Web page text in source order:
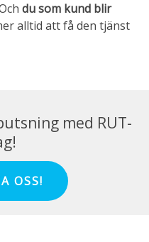
du som kund blir
alltid att få den tjänst
med RUT-
OSS!